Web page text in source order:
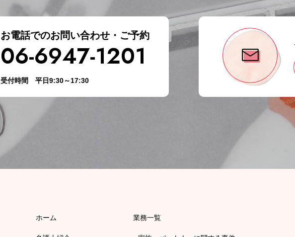
お電話でのお問い合わせ・ご予約
06-6947-1201
受付時間 平日9:30～17:30
ホーム 業務一覧